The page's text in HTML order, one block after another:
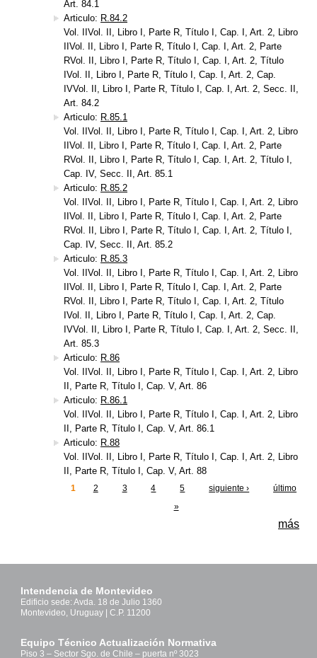
Art. 84.1
Articulo: R.84.2
Vol. IIVol. II, Libro I, Parte R, Título I, Cap. I, Art. 2, Libro
IIVol. II, Libro I, Parte R, Título I, Cap. I, Art. 2, Parte
RVol. II, Libro I, Parte R, Título I, Cap. I, Art. 2, Título
IVol. II, Libro I, Parte R, Título I, Cap. I, Art. 2, Cap.
IVVol. II, Libro I, Parte R, Título I, Cap. I, Art. 2, Secc. II,
Art. 84.2
Articulo: R.85.1
Vol. IIVol. II, Libro I, Parte R, Título I, Cap. I, Art. 2, Libro
IIVol. II, Libro I, Parte R, Título I, Cap. I, Art. 2, Parte
RVol. II, Libro I, Parte R, Título I, Cap. I, Art. 2, Título I,
Cap. IV, Secc. II, Art. 85.1
Articulo: R.85.2
Vol. IIVol. II, Libro I, Parte R, Título I, Cap. I, Art. 2, Libro
IIVol. II, Libro I, Parte R, Título I, Cap. I, Art. 2, Parte
RVol. II, Libro I, Parte R, Título I, Cap. I, Art. 2, Título I,
Cap. IV, Secc. II, Art. 85.2
Articulo: R.85.3
Vol. IIVol. II, Libro I, Parte R, Título I, Cap. I, Art. 2, Libro
IIVol. II, Libro I, Parte R, Título I, Cap. I, Art. 2, Parte
RVol. II, Libro I, Parte R, Título I, Cap. I, Art. 2, Título
IVol. II, Libro I, Parte R, Título I, Cap. I, Art. 2, Cap.
IVVol. II, Libro I, Parte R, Título I, Cap. I, Art. 2, Secc. II,
Art. 85.3
Articulo: R.86
Vol. IIVol. II, Libro I, Parte R, Título I, Cap. I, Art. 2, Libro
II, Parte R, Título I, Cap. V, Art. 86
Articulo: R.86.1
Vol. IIVol. II, Libro I, Parte R, Título I, Cap. I, Art. 2, Libro
II, Parte R, Título I, Cap. V, Art. 86.1
Articulo: R.88
Vol. IIVol. II, Libro I, Parte R, Título I, Cap. I, Art. 2, Libro
II, Parte R, Título I, Cap. V, Art. 88
1 2 3 4 5 siguiente ›
último
»
más
Intendencia de Montevideo
Edificio sede: Avda. 18 de Julio 1360
Montevideo, Uruguay | C.P. 11200
Equipo Técnico Actualización Normativa
Piso 3 – Sector Sgo. de Chile – puerta nº 3023